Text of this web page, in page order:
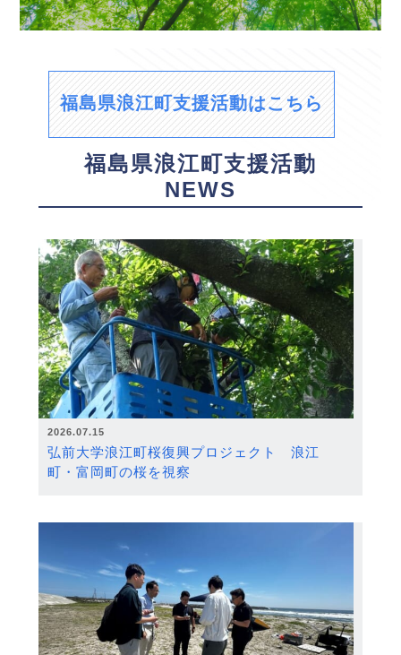
福島県浪江町支援活動はこちら
福島県浪江町支援活動
NEWS
2026.07.15
弘前大学浪江町桜復興プロジェクト 浪江
町・富岡町の桜を視察